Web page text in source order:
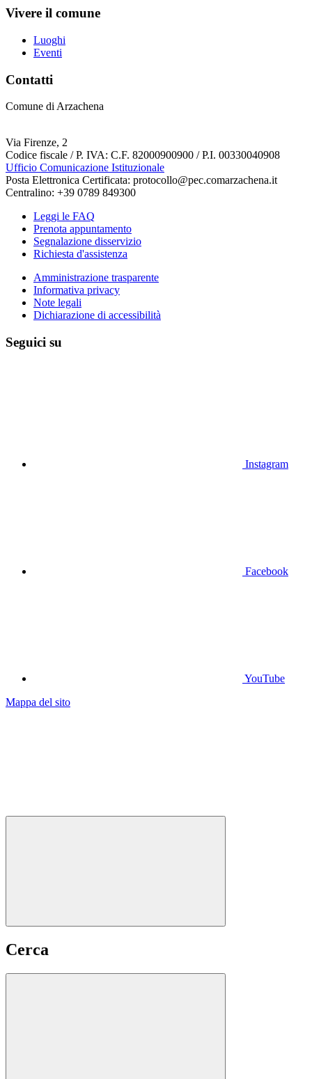
Vivere il comune
Luoghi
Eventi
Contatti
Comune di Arzachena
Via Firenze, 2
Codice fiscale / P. IVA: C.F. 82000900900 / P.I. 00330040908
Ufficio Comunicazione Istituzionale
Posta Elettronica Certificata: protocollo@pec.comarzachena.it
Centralino: +39 0789 849300
Leggi le FAQ
Prenota appuntamento
Segnalazione disservizio
Richiesta d'assistenza
Amministrazione trasparente
Informativa privacy
Note legali
Dichiarazione di accessibilità
Seguici su
Instagram
Facebook
YouTube
Mappa del sito
Cerca